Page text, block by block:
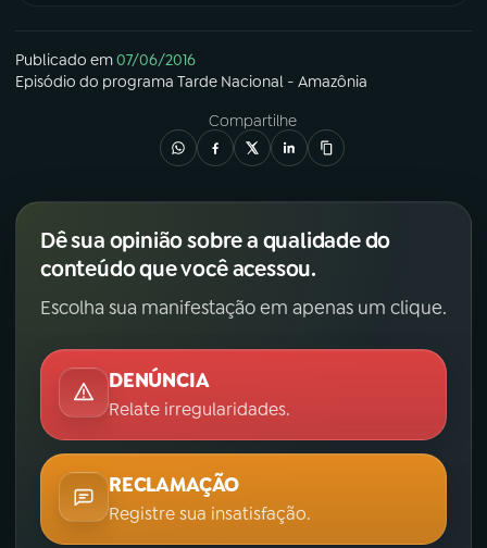
Publicado em07/06/2016
Episódio do programa Tarde Nacional - Amazônia
Compartilhe
Dê sua opinião sobre a qualidade do
conteúdo que você acessou.
Escolha sua manifestação em apenas um clique.
DENÚNCIA
Relate irregularidades.
RECLAMAÇÃO
Registre sua insatisfação.